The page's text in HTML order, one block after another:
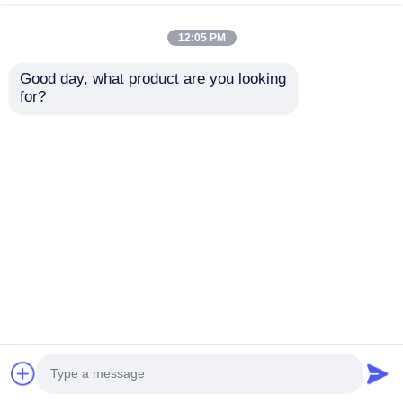
12:05 PM
Good day, what product are you looking
for?